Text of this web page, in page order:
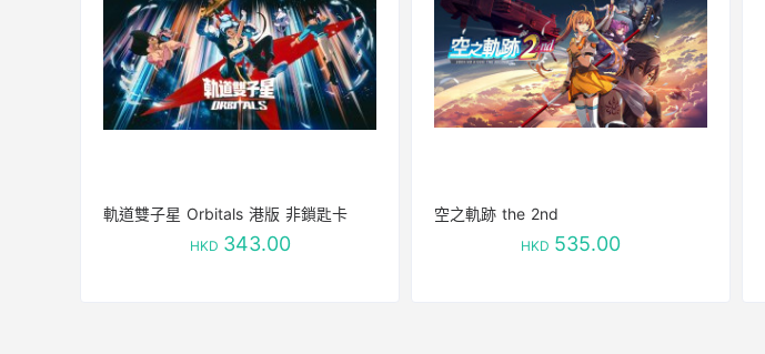
軌道雙子星 Orbitals 港版 非鎖匙卡
HKD 343.00
空之軌跡 the 2nd
HKD 535.00